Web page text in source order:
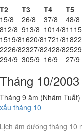
T2 T3 T4 T5
15/8 26/8 37/8 48/8
812/8 913/8 1014/811
1519/81620/81721/818
2226/82327/82428/825
294/9 305/9 16/9 27/9
Tháng 10/
Tháng 9 âm (Nhâm Tuất)
xấu tháng 10
Lịch âm dương tháng 10